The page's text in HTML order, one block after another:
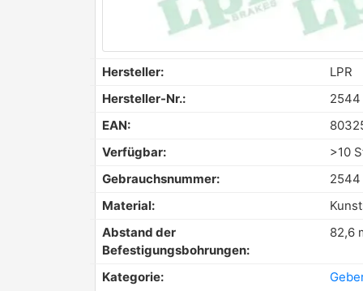
Hersteller: LPR
Hersteller-Nr.:
2544
EAN:
Verfügbar:
>10
Gebrauchsnummer:
2544
Material:
Abstand der
Befestigungsbohrungen:
82,6
Kategorie: